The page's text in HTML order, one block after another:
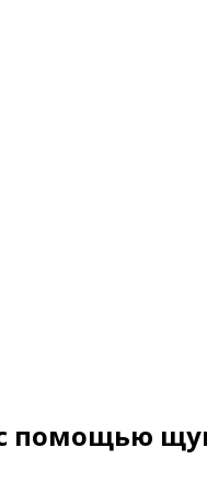
помощью